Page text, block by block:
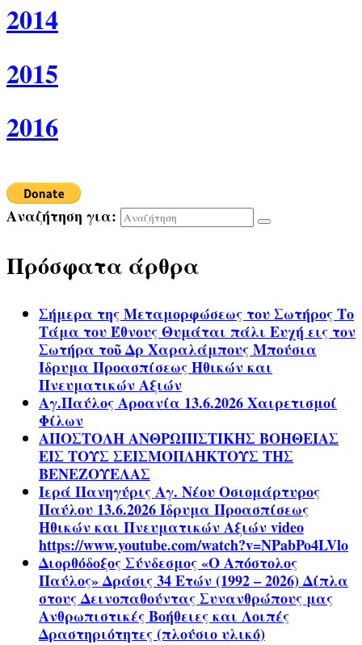
2014
2015
2016
Αναζήτηση για:
Πρόσφατα άρθρα
Σήμερα της Μεταμορφώσεως του Σωτήρος Το
Τάμα του Έθνους Θυμάται πάλι Ευχή εις τον
Σωτήρα τοῦ Δρ Χαραλάμπους Μπούσια
Ίδρυμα Προασπίσεως Ηθικών και
Πνευματικών Αξιών
Αγ.Παύλος Αροανία 13.6.2026 Χαιρετισμοί
Φίλων
ΑΠΟΣΤΟΛΗ ΑΝΘΡΩΠΙΣΤΙΚΗΣ ΒΟΗΘΕΙΑΣ
ΕΙΣ ΤΟΥΣ ΣΕΙΣΜΟΠΛΗΚΤΟΥΣ ΤΗΣ
ΒΕΝΕΖΟΥΕΛΑΣ
Ιερά Πανηγύρις Αγ. Νέου Οσιομάρτυρος
Παύλου 13.6.2026 Ίδρυμα Προασπίσεως
Ηθικών και Πνευματικών Αξιών video
https://www.youtube.com/watch?v=NPabPo4LVlo
Διορθόδοξος Σύνδεσμος «Ο Απόστολος
Παύλος» Δράσις 34 Ετών (1992 – 2026) Δίπλα
στους Δεινοπαθούντας Συνανθρώπους μας
Ανθρωπιστικές Βοήθειες και Λοιπές
Δραστηριότητες (πλούσιο υλικό)